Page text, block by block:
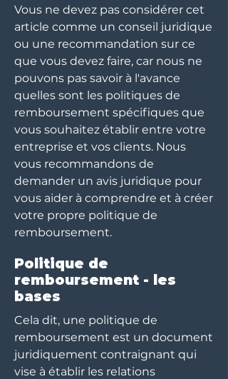
Vous ne devez pas considérer cet
article comme un conseil juridique
ou une recommandation sur ce
que vous devez faire, car nous ne
pouvons pas savoir à l'avance
quelles sont les politiques de
remboursement spécifiques que
vous souhaitez établir entre votre
entreprise et vos clients. Nous
vous recommandons de
demander un avis juridique pour
vous aider à comprendre et à créer
votre propre politique de
remboursement.
Politique de
remboursement - les
bases
Cela dit, une politique de
remboursement est un document
juridiquement contraignant qui
vise à établir les relations